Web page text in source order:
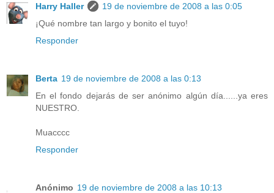
Harry Haller
19 de noviembre de 2008 a las 0:05
¡Qué nombre tan largo y bonito el tuyo!
Responder
Berta 19 de noviembre de 2008 a las 0:13
En el fondo dejarás de ser anónimo algún día......ya eres
NUESTRO.
Muacccc
Responder
Anónimo 19 de noviembre de 2008 a las 10:13